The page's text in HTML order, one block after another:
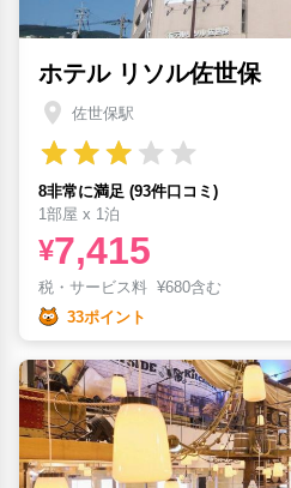
ホテル リソル佐世保
佐世保駅
8非常に満足 (93件口コミ)
1部屋 x 1泊
¥7,415
税・サービス料 ¥680含む
33ポイント